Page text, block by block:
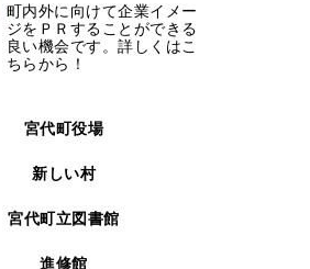
町内外に向けて企業イメー
ジをＰＲすることができる
良い機会です。詳しくはこ
ちらから！
宮代町役場
新しい村
宮代町立図書館
進修館